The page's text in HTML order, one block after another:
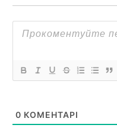
0 КОМЕНТАРІ